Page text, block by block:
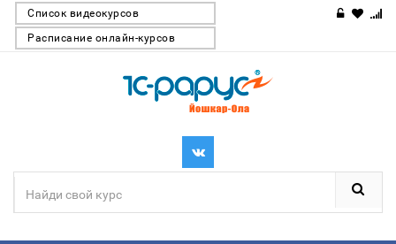
Список видеокурсов
Расписание онлайн-курсов